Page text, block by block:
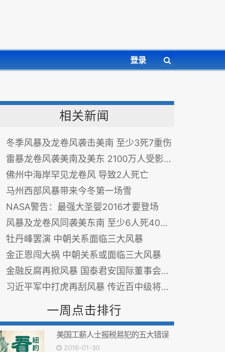
登录
相关新闻
冬季风暴及龙卷风袭击美南 至少3死7重伤
雷暴龙卷风袭美南及美东 2100万人受影响
佛州中海岸罕见龙卷风 导致2人死亡
马州西部风暴带来今冬第一场雪
NASA警告：最强大圣婴2016才要登场
风暴及龙卷风同袭美东南 至少6人死40多人伤
牡丹峰罢演 中朝关系面临三大风暴
金正恩闯大祸 中朝关系或面临三大风暴
金融反腐再掀风暴 国泰君安国际董事会主席失联
习近平军中打虎再刮风暴 传近百中级将领涉案
一周点击排行
美国工薪人士报税易犯的五大错误
2016-01-30